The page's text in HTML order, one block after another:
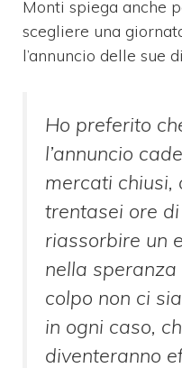
Monti spiega anche
scegliere una
l’annuncio delle sue
Ho preferito
l’annuncio
mercati chiusi,
trentasei ore
riassorbire un
nella
colpo non ci
in ogni caso,
diventeranno